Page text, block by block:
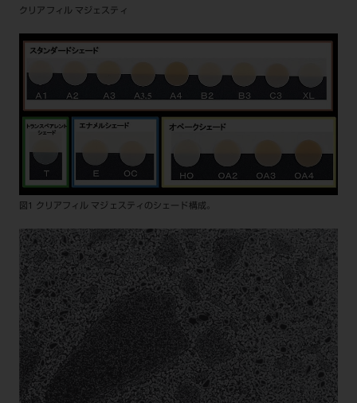
クリアフィル マジェスティ
図1 クリアフィル マジェスティのシェード構成。